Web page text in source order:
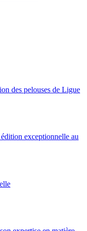
des pelouses de Ligue
exceptionnelle au